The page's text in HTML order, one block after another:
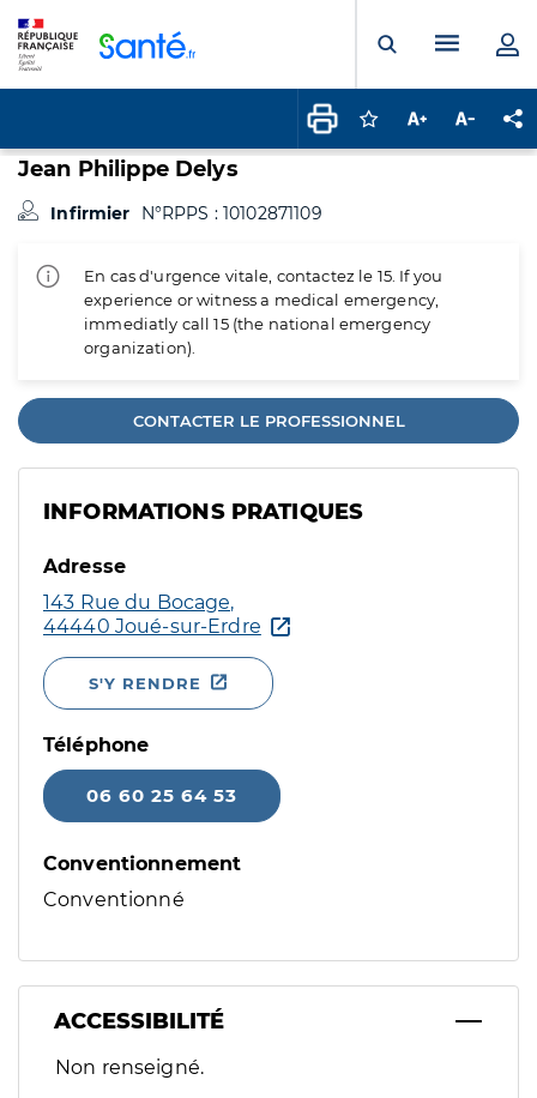
Ouvrir laMenu
Connectez-vous
Augmenter la
Jean Philippe Delys
Infirmier N°RPPS : 10102871109
En cas d'urgence vitale, contactez le 15. If you
experience or witness a medical emergency,
immediatly call 15 (the national emergency
organization).
CONTACTER LE PROFESSIONNEL
INFORMATIONS PRATIQUES
Adresse
143 Rue du Bocage,
44440 Joué-sur-Erdre
S'Y RENDRE
Téléphone
06 60 25 64 53
Conventionnement
Conventionné
ACCESSIBILITÉ
Filtres
Sélectionnez un ou plusieurs handicaps/besoins
Non renseigné.